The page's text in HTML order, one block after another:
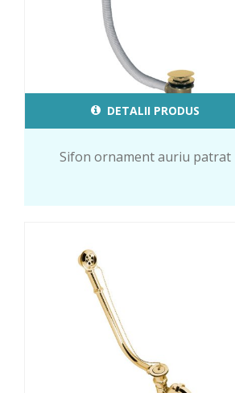
DETALII PRODUS
Sifon ornament auriu patrat